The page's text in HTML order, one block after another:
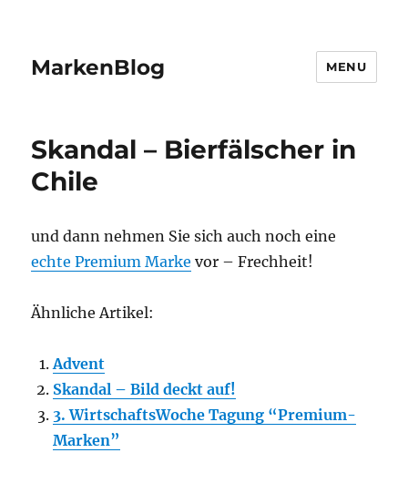
MarkenBlog MENU
Skandal – Bierfälscher in
Chile
und dann nehmen Sie sich auch noch eine
echte Premium Marke vor – Frechheit!
Ähnliche Artikel:
Advent
Skandal – Bild deckt auf!
3. WirtschaftsWoche Tagung “Premium-
Marken”